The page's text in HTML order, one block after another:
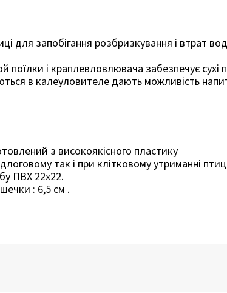
для запобігання розбризкування і втрат
поїлки і краплевловлювача забезпечує сухі
в калеуловителе дають можливість
з високоякісного пластику
так і при клітковому утриманні
ПВХ 22х22.
: 6,5 см .